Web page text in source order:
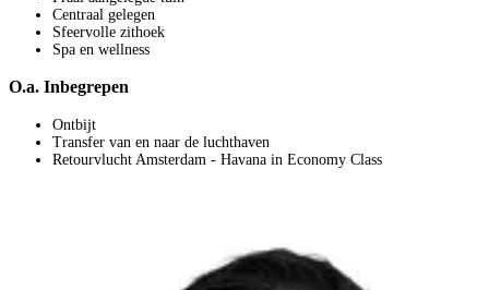
Centraal gelegen
Sfeervolle zithoek
Spa en wellness
O.a. Inbegrepen
Ontbijt
Transfer van en naar de luchthaven
Retourvlucht Amsterdam - Havana in Economy Class